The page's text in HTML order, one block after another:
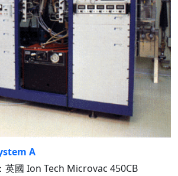
A
英國 Ion Tech Microvac 450CB